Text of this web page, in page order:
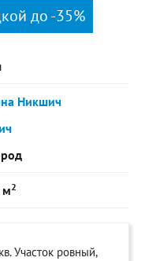
до -35%
Никшич
м2
Участок ровный,